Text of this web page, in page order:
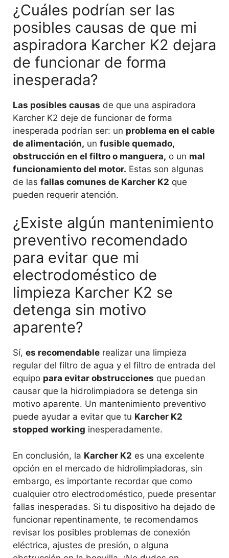
¿Cuáles podrían ser las
posibles causas de que mi
aspiradora Karcher K2 dejara
de funcionar de forma
inesperada?
Las posibles causas de que una aspiradora
Karcher K2 deje de funcionar de forma
inesperada podrían ser: un problema en el cable
de alimentación, un fusible quemado,
obstrucción en el filtro o manguera, o un mal
funcionamiento del motor. Estas son algunas
de las fallas comunes de Karcher K2 que
pueden requerir atención.
¿Existe algún mantenimiento
preventivo recomendado
para evitar que mi
electrodoméstico de
limpieza Karcher K2 se
detenga sin motivo
aparente?
Sí, es recomendable realizar una limpieza
regular del filtro de agua y el filtro de entrada del
equipo para evitar obstrucciones que puedan
causar que la hidrolimpiadora se detenga sin
motivo aparente. Un mantenimiento preventivo
puede ayudar a evitar que tu Karcher K2
stopped working inesperadamente.
En conclusión, la Karcher K2 es una excelente
opción en el mercado de hidrolimpiadoras, sin
embargo, es importante recordar que como
cualquier otro electrodoméstico, puede presentar
fallas inesperadas. Si tu dispositivo ha dejado de
funcionar repentinamente, te recomendamos
revisar los posibles problemas de conexión
eléctrica, ajustes de presión, o alguna